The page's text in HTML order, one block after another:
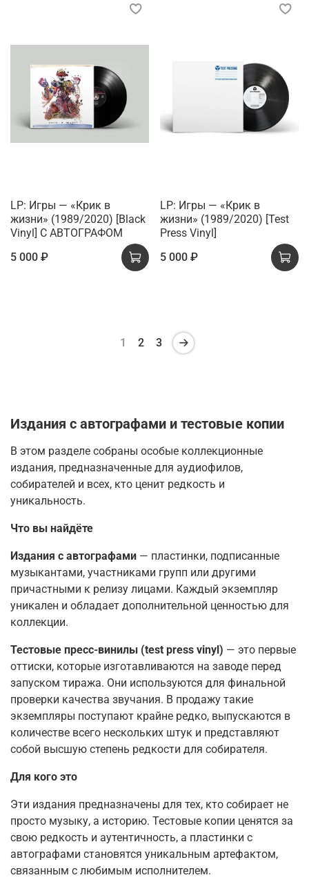
LP: Игры — «Крик в
жизни» (1989/2020) [Black
Vinyl] С АВТОГРАФОМ
5 000 ₽
LP: Игры — «Крик в
жизни» (1989/2020) [Test
Press Vinyl]
5 000 ₽
1 2 3
Издания с автографами и тестовые копии
В этом разделе собраны особые коллекционные
издания, предназначенные для аудиофилов,
собирателей и всех, кто ценит редкость и
уникальность.
Что вы найдёте
Издания с автографами — пластинки, подписанные
музыкантами, участниками групп или другими
причастными к релизу лицами. Каждый экземпляр
уникален и обладает дополнительной ценностью для
коллекции.
Тестовые пресс-винилы (test press vinyl) — это первые
оттиски, которые изготавливаются на заводе перед
запуском тиража. Они используются для финальной
проверки качества звучания. В продажу такие
экземпляры поступают крайне редко, выпускаются в
количестве всего нескольких штук и представляют
собой высшую степень редкости для собирателя.
Для кого это
Эти издания предназначены для тех, кто собирает не
просто музыку, а историю. Тестовые копии ценятся за
свою редкость и аутентичность, а пластинки с
автографами становятся уникальным артефактом,
связанным с любимым исполнителем.